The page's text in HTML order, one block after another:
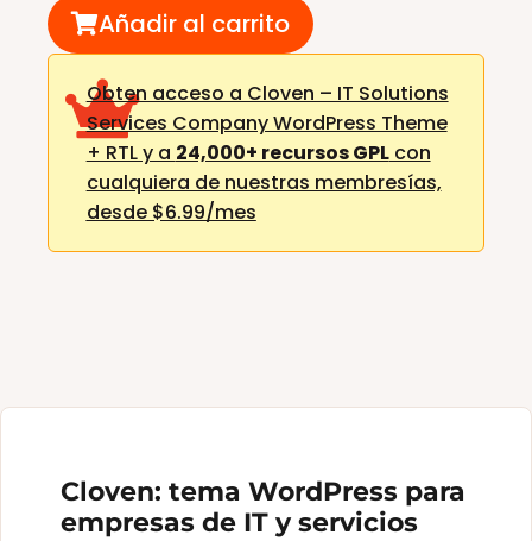
Añadir al carrito
Obten acceso a Cloven – IT Solutions
Services Company WordPress Theme
+ RTL y a 24,000+ recursos GPLcon
cualquiera de nuestras membresías,
desde $6.99/mes
Cloven: tema WordPress para
empresas de IT y servicios